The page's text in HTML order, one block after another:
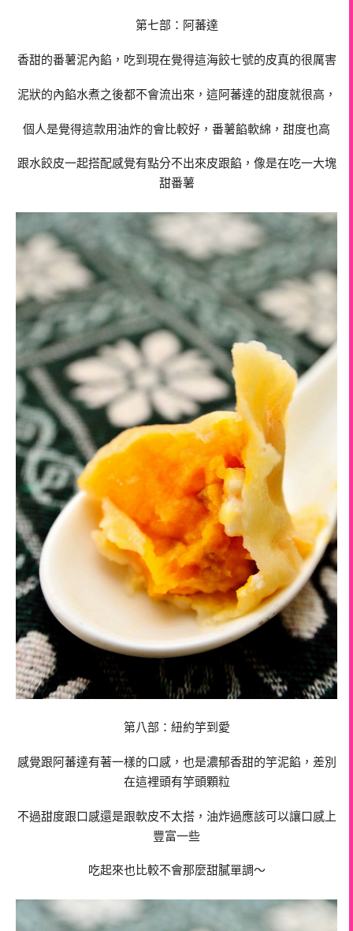
第七部：阿蕃達
香甜的番薯泥內餡，吃到現在覺得這海餃七號的皮真的很厲害
泥狀的內餡水煮之後都不會流出來，這阿蕃達的甜度就很高，
個人是覺得這款用油炸的會比較好，番薯餡軟綿，甜度也高
跟水餃皮一起搭配感覺有點分不出來皮跟餡，像是在吃一大塊
甜番薯
第八部：紐約竽到愛
感覺跟阿蕃達有著一樣的口感，也是濃郁香甜的竽泥餡，差別
在這裡頭有竽頭顆粒
不過甜度跟口感還是跟軟皮不太搭，油炸過應該可以讓口感上
豐富一些
吃起來也比較不會那麼甜膩單調～